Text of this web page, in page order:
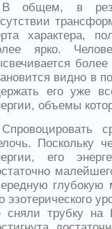
В общем, в
характера,
ярко.
видно в
его уже
объемы
Спровоцировать
Поскольку
его
эзотерического
сняли трубку на